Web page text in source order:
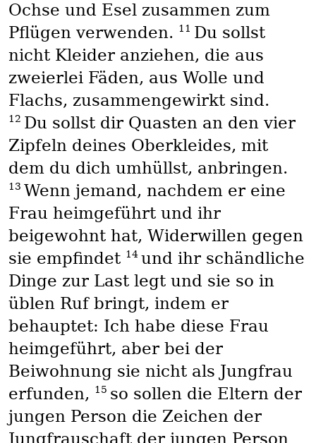
Ochse und Esel zusammen zum
Pflügen verwenden. 11 Du sollst
nicht Kleider anziehen, die aus
zweierlei Fäden, aus Wolle und
Flachs, zusammengewirkt sind.
12 Du sollst dir Quasten an den vier
Zipfeln deines Oberkleides, mit
dem du dich umhüllst, anbringen.
13 Wenn jemand, nachdem er eine
Frau heimgeführt und ihr
beigewohnt hat, Widerwillen gegen
sie empfindet 14 und ihr schändliche
Dinge zur Last legt und sie so in
üblen Ruf bringt, indem er
behauptet: Ich habe diese Frau
heimgeführt, aber bei der
Beiwohnung sie nicht als Jungfrau
erfunden,
15 so sollen die Eltern der
jungen Person die Zeichen der
Jungfrauschaft der jungen Person